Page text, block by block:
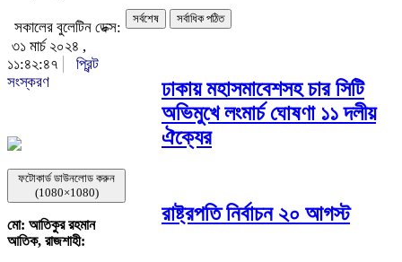
সকালের বুলেটিন ডেক্স:
৩১ মার্চ ২০২৪ ,
১১:৪২:৪৭
প্রিন্ট
সংস্করণ
ফটোকার্ড ডাউনলোড করুন
(1080×1080)
মো: আতিকুর রহমান
আতিক, রাজশাহী:
সর্বশেষ সর্বাধিক পঠিত
ঢাকায় মহাসমাবেশসহ চার সিটি
অভিমুখে লংমার্চ ঘোষণা ১১ দলীয়
ঐক্যের
রাষ্ট্রপতি নির্বাচন ২০ আগস্ট